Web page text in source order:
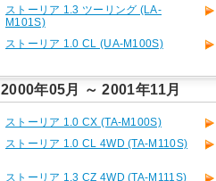
ストーリア 1.3 ツーリング (LA-
M101S)
ストーリア 1.0 CL (UA-M100S)
2000年05月 ～ 2001年11月
ストーリア 1.0 CX (TA-M100S)
ストーリア 1.0 CL 4WD (TA-M110S)
ストーリア 1.3 CZ 4WD (TA-M111S)